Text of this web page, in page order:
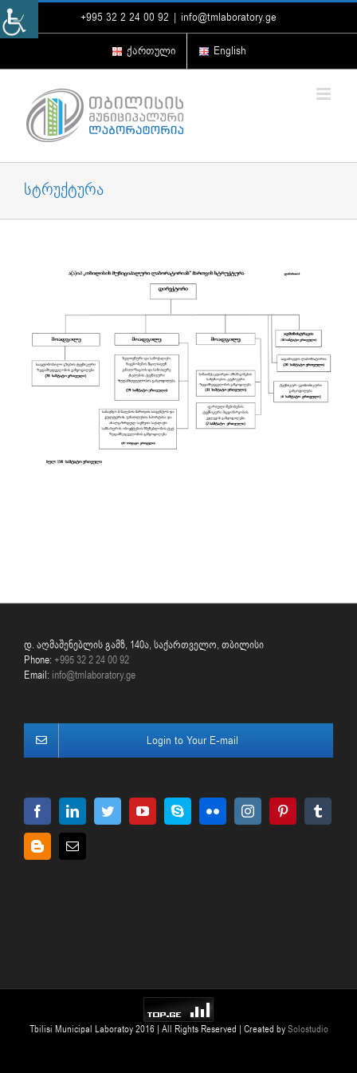
Skip
to
content
+995 32 2 24 00 92 | info@tmlaboratory.ge
ქართული English
სტრუქტურა
დ. აღმაშენებლის გამზ, 140ა, საქართველო, თბილისი
Phone:+995 32 2 24 00 92
Email: info@tmlaboratory.ge
Login to Your E-mail
Tbilisi Municipal Laboratoy 2016 | All Rights Reserved | Created bySolostudio